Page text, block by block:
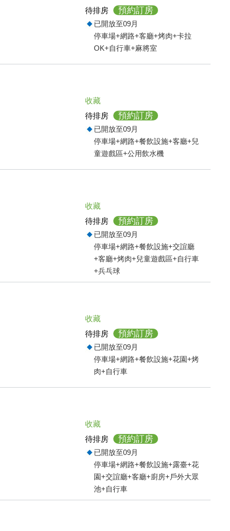
待排房
預約訂房
已開放至09月
停車場+網路+客廳+烤肉+卡拉
OK+自行車+麻將室
收藏
待排房
預約訂房
已開放至09月
停車場+網路+餐飲設施+客廳+兒
童遊戲區+公用飲水機
收藏
待排房
預約訂房
已開放至09月
停車場+網路+餐飲設施+交誼廳
+客廳+烤肉+兒童遊戲區+自行車
+兵乓球
收藏
待排房
預約訂房
已開放至09月
停車場+網路+餐飲設施+花園+烤
肉+自行車
收藏
待排房
預約訂房
已開放至09月
停車場+網路+餐飲設施+露臺+花
園+交誼廳+客廳+廚房+戶外大眾
池+自行車